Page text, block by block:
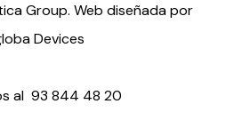
Group. Web diseñada por
Devices
al 93 844 48 20